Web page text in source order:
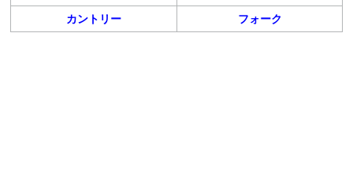
カントリー フォーク